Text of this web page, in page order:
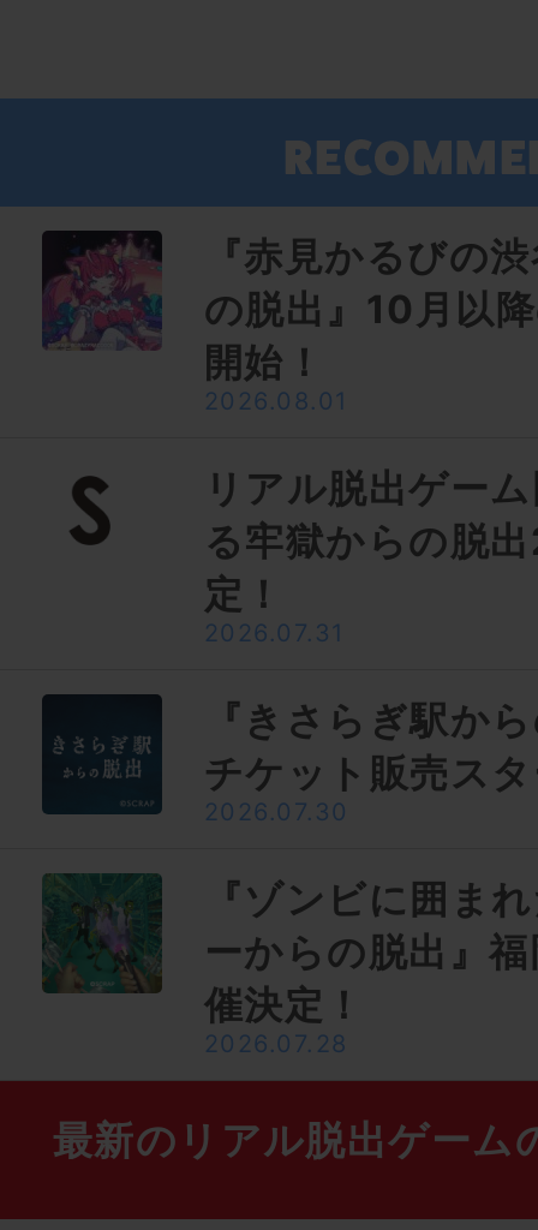
『赤見かるびの
の脱出』10月以
開始！
2026.08.01
リアル脱出ゲー
る牢獄からの脱
定！
2026.07.31
『きさらぎ駅か
チケット販売ス
2026.07.30
『ゾンビに囲ま
ーからの脱出』
催決定！
2026.07.28
最新のリアル脱出ゲーム